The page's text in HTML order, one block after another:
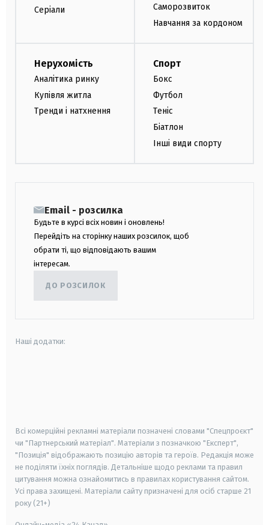
Серіали
Саморозвиток
Навчання за кордоном
Нерухомість
Аналітика ринку
Купівля житла
Тренди і натхнення
Спорт
Бокс
Футбол
Теніс
Біатлон
Інші види спорту
Email - розсилка
Будьте в курсі всіх новин і оновлень!
Перейдіть на сторінку наших розсилок, щоб
обрати ті, що відповідають вашим
інтересам.
ДО РОЗСИЛОК
Наші додатки:
Всі комерційні рекламні матеріали позначені словами "Спецпроєкт"
чи "Партнерський матеріал". Матеріали з позначкою "Експерт",
"Позиція" відображають позицію авторів та героїв. Редакція може
не поділяти їхніх поглядів. Детальніше щодо реклами та правил
цитування можна ознайомитись в правилах користування сайтом.
Усі права захищені. Матеріали сайту призначені для осіб старше 21
року (21+)